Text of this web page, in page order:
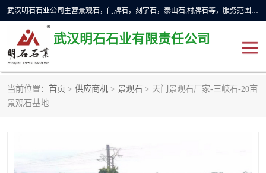
武汉明石石业公司主营景观石，门牌石，刻字石，泰山石,村牌石等，服务范围主要有：武汉，咸宁等地区。公司秉承敬业奉献、锐意创新的企业精神，从无到有，从小到大，以一种产业报国的创业精神，竭诚为客户提供服务，为社会设计财富。
武汉明石石业有限责任公司
当前位置： 首页 > 供应商机 > 景观石 > 天门景观石厂家-三峡石-20亩
景观石基地
景观石